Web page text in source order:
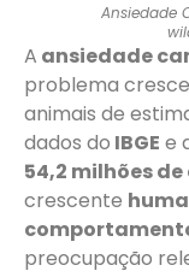
Ansiedade
A ansiedade
problema
animais de
dados do IBGE e
54,2 milhões
crescente
preocupação